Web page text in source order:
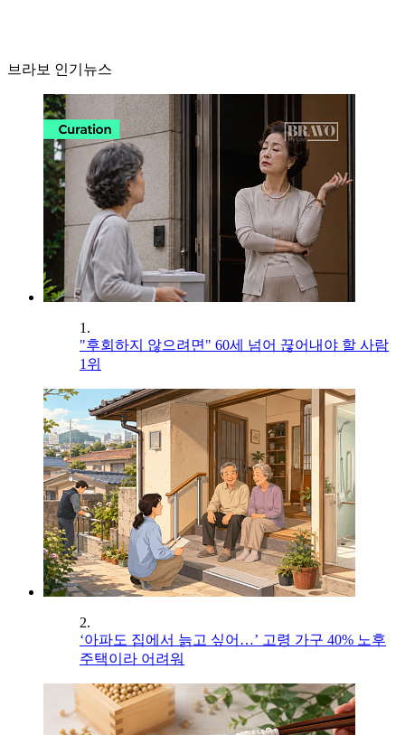
브라보 인기뉴스
1.
"후회하지 않으려면" 60세 넘어 끊어내야 할 사람
1위
2.
‘아파도 집에서 늙고 싶어…’ 고령 가구 40% 노후
주택이라 어려워